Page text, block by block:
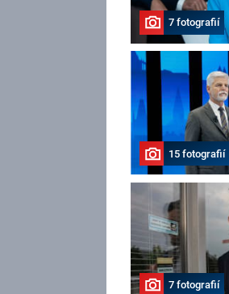
7 fotografií
15 fotografií
7 fotografií